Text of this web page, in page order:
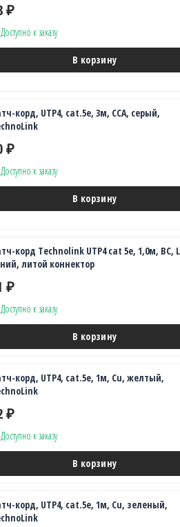
₽
Доступно к заказу
В корзину
корд, UTP4, cat.5е, 3м, CCA, серый,
₽
Доступно к заказу
В корзину
корд Technolink UTP4 cat 5e, 1,0м, ВС,
литой коннектор
₽
Доступно к заказу
В корзину
корд, UTP4, cat.5e, 1м, Сu, желтый,
₽
Доступно к заказу
В корзину
корд, UTP4, cat.5e, 1м, Сu, зеленый,